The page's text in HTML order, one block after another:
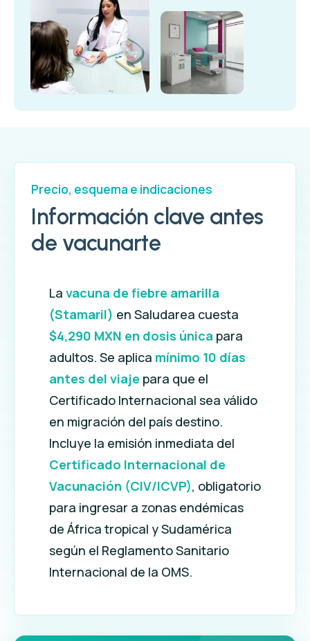
Precio, esquema e indicaciones
Información clave antes
de vacunarte
La vacuna de fiebre amarilla
(Stamaril) en Saludarea cuesta
$4,290 MXN en dosis única para
adultos. Se aplica mínimo 10 días
antes del viaje para que el
Certificado Internacional sea válido
en migración del país destino.
Incluye la emisión inmediata del
Certificado Internacional de
Vacunación (CIV/ICVP), obligatorio
para ingresar a zonas endémicas
de África tropical y Sudamérica
según el Reglamento Sanitario
Internacional de la OMS.